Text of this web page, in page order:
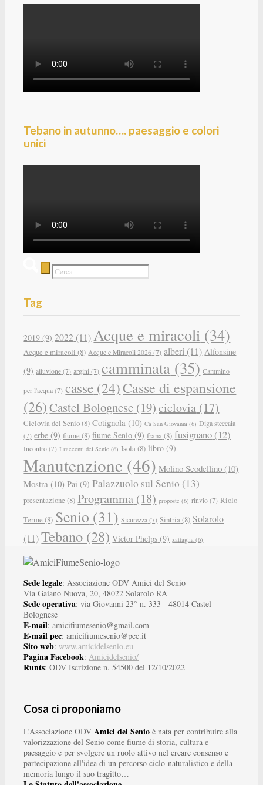
Tebano in autunno…. paesaggio e colori
unici
Tag
2019 (9) 2022 (11) Acque e miracoli (34)
Acque e miracoli (8) Acque e Miracoli 2026 (7) alberi (11) Alfonsine
(9) alluvione (7) argini (7) camminata (35) Cammino
per l'acqua (7) casse (24)Casse di espansione
(26)Castel Bolognese (19) ciclovia (17)
Ciclovia del Senio(8) Cotignola (10) Cà San Giovanni (6) Diga steccaia
(7) erbe (9) fiume (8) fiume Senio (9) frana(8) fusignano (12)
Incontro (7) I racconti del Senio (6) Isola(8) libro (9)
Manutenzione (46) Molino Scodellino (10)
Mostra (10) Pai (9) Palazzuolo sul Senio (13)
presentazione (8) Programma (18) proposte (6) rinvio (7) Riolo
Terme (8) Senio (31) Sicurezza (7) Sintria(8) Solarolo
(11) Tebano (28) Victor Phelps (9) zattaglia (6)
Sede legale: Associazione ODV Amici del Senio
Via Gaiano Nuova, 20, 48022 Solarolo RA
Sede operativa: via Giovanni 23° n. 333 - 48014 Castel
Bolognese
E-mail: amicifiumesenio@gmail.com
E-mail pec: amicifiumesenio@pec.it
Sito web:www.amicidelsenio.eu
Pagina Facebook:Amicidelsenio/
Runts: ODV Iscrizione n. 54500 del 12/10/2022
Cosa ci proponiamo
L’Associazione ODV Amici del Senio è nata per contribuire alla
valorizzazione del Senio come fiume di storia, cultura e
paesaggio e per svolgere un ruolo attivo nel creare consenso e
partecipazione all'idea di un percorso ciclo-naturalistico e della
memoria lungo il suo tragitto…